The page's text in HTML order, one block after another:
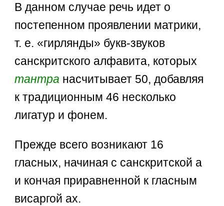
В данном случае речь идет о
постепенном проявлении матрики,
т. е. «гирлянды» букв-звуков
санскритского алфавита, которых
тантра насчитывает 50, добавляя
к традиционным 46 несколько
лигатур и фонем.
Прежде всего возникают 16
гласных, начиная с санскритской а
и кончая приравненной к гласным
висаргой ах.